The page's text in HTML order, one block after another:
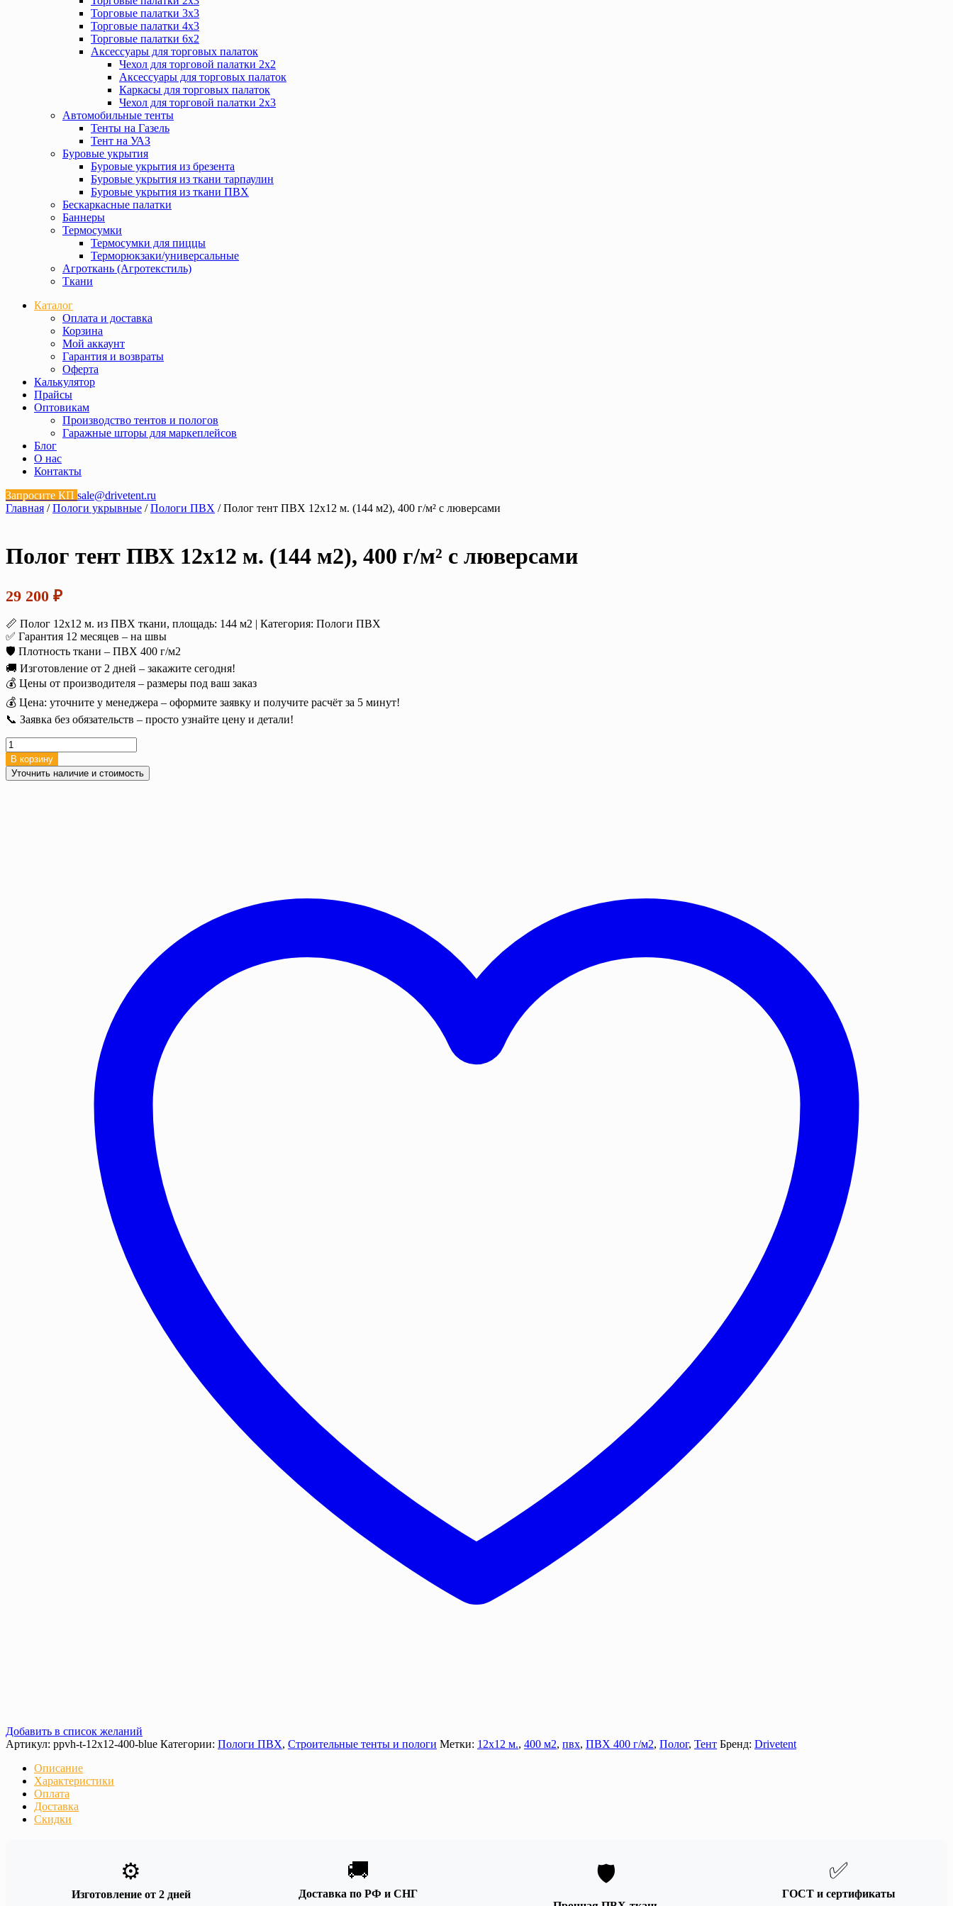
Торговые палатки 3х3
Торговые палатки 4х3
Торговые палатки 6х2
Аксессуары для торговых палаток
Чехол для торговой палатки 2х2
Аксессуары для торговых палаток
Каркасы для торговых палаток
Чехол для торговой палатки 2х3
Автомобильные тенты
Тенты на Газель
Тент на УАЗ
Буровые укрытия
Буровые укрытия из брезента
Буровые укрытия из ткани тарпаулин
Буровые укрытия из ткани ПВХ
Бескаркасные палатки
Баннеры
Термосумки
Термосумки для пиццы
Терморюкзаки/универсальные
Агроткань (Агротекстиль)
Ткани
Каталог
Оплата и доставка
Корзина
Мой аккаунт
Гарантия и возвраты
Оферта
Калькулятор
Прайсы
Оптовикам
Производство тентов и пологов
Гаражные шторы для маркеплейсов
Блог
О нас
Контакты
Запросите КП sale@drivetent.ru
Главная /Пологи укрывные /Пологи ПВХ / Полог тент ПВХ 12х12 м. (144 м2), 400 г/м² с люверсами
Полог тент ПВХ 12х12 м. (144 м2), 400 г/м² с люверсами
29 200 ₽
📏 Полог 12х12 м. из ПВХ ткани, площадь: 144 м2 | Категория: Пологи ПВХ
✅ Гарантия 12 месяцев – на швы
🛡️ Плотность ткани – ПВХ 400 г/м2
🚚 Изготовление от 2 дней – закажите сегодня!
💰 Цены от производителя – размеры под ваш заказ
💰 Цена: уточните у менеджера – оформите заявку и получите расчёт за 5 минут!
📞 Заявка без обязательств – просто узнайте цену и детали!
Количество
товара
Полог
тент
В корзину
Уточнить наличие и стоимость
Добавить в список желаний
Артикул: ppvh-t-12х12-400-blue Категории: Пологи ПВХ, Строительные тенты и пологи Метки: 12х12 м., 400 м2, пвх, ПВХ 400 г/м2, Полог, Тент Бренд: Drivetent
Описание
Характеристики
Оплата
Доставка
Скидки
⚙️
Изготовление от 2 дней
🚚
Доставка по РФ и СНГ
🛡️ ✅
ГОСТ и сертификаты